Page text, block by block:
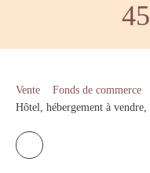
Vente Fonds de commerce
Hôtel, hébergement à